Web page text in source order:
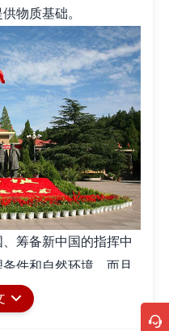
物质基础。
筹备新中国的指挥中
件和自然环境，而且
政治优势。平山县革
了共产党的组织，到